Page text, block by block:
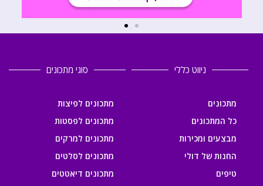
ניווט כללי
מתכונים
כל המתכונים
מבצעים ומכירות
החנות של דולי
טיפים
סוגי מתכונים
מתכונים לפיצות
מתכונים לפסטות
מתכונים למרקים
מתכונים לסלטים
מתכונים דיאטטים